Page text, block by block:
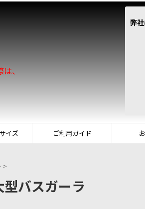
、
弊
イズ ご利用ガイド
>
型バスガーラ